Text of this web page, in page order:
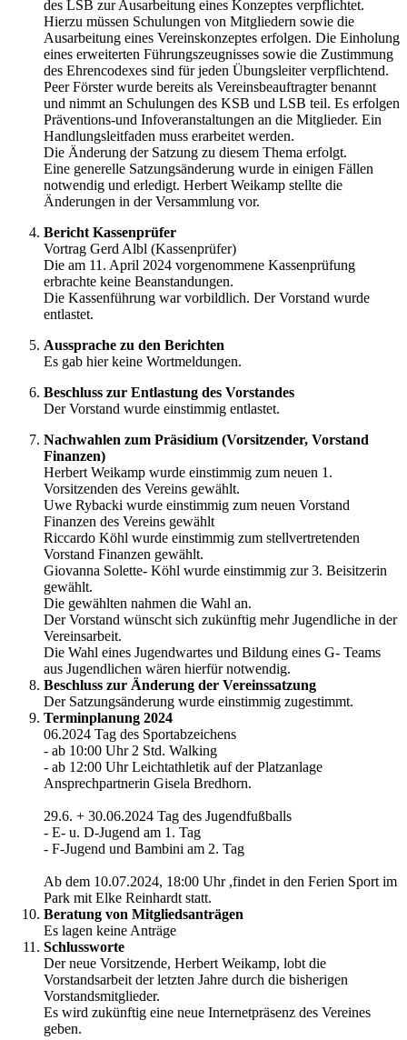
des LSB zur Ausarbeitung eines Konzeptes verpflichtet.
Hierzu müssen Schulungen von Mitgliedern sowie die
Ausarbeitung eines Vereinskonzeptes erfolgen. Die Einholung
eines erweiterten Führungszeugnisses sowie die Zustimmung
des Ehrencodexes sind für jeden Übungsleiter verpflichtend.
Peer Förster wurde bereits als Vereinsbeauftragter benannt
und nimmt an Schulungen des KSB und LSB teil. Es erfolgen
Präventions-und Infoveranstaltungen an die Mitglieder. Ein
Handlungsleitfaden muss erarbeitet werden.
Die Änderung der Satzung zu diesem Thema erfolgt.
Eine generelle Satzungsänderung wurde in einigen Fällen
notwendig und erledigt. Herbert Weikamp stellte die
Änderungen in der Versammlung vor.
Bericht Kassenprüfer
Vortrag Gerd Albl (Kassenprüfer)
Die am 11. April 2024 vorgenommene Kassenprüfung
erbrachte keine Beanstandungen.
Die Kassenführung war vorbildlich. Der Vorstand wurde
entlastet.
Aussprache zu den Berichten
Es gab hier keine Wortmeldungen.
Beschluss zur Entlastung des Vorstandes
Der Vorstand wurde einstimmig entlastet.
Nachwahlen zum Präsidium (Vorsitzender, Vorstand
Finanzen)
Herbert Weikamp wurde einstimmig zum neuen 1.
Vorsitzenden des Vereins gewählt.
Uwe Rybacki wurde einstimmig zum neuen Vorstand
Finanzen des Vereins gewählt
Riccardo Köhl wurde einstimmig zum stellvertretenden
Vorstand Finanzen gewählt.
Giovanna Solette- Köhl wurde einstimmig zur 3. Beisitzerin
gewählt.
Die gewählten nahmen die Wahl an.
Der Vorstand wünscht sich zukünftig mehr Jugendliche in der
Vereinsarbeit.
Die Wahl eines Jugendwartes und Bildung eines G- Teams
aus Jugendlichen wären hierfür notwendig.
Beschluss zur Änderung der Vereinssatzung
Der Satzungsänderung wurde einstimmig zugestimmt.
Terminplanung 2024
06.2024 Tag des Sportabzeichens
- ab 10:00 Uhr 2 Std. Walking
- ab 12:00 Uhr Leichtathletik auf der Platzanlage
Ansprechpartnerin Gisela Bredhorn.
29.6. + 30.06.2024 Tag des Jugendfußballs
- E- u. D-Jugend am 1. Tag
- F-Jugend und Bambini am 2. Tag
Ab dem 10.07.2024, 18:00 Uhr ,findet in den Ferien Sport im
Park mit Elke Reinhardt statt.
Beratung von Mitgliedsanträgen
Es lagen keine Anträge
Schlussworte
Der neue Vorsitzende, Herbert Weikamp, lobt die
Vorstandsarbeit der letzten Jahre durch die bisherigen
Vorstandsmitglieder.
Es wird zukünftig eine neue Internetpräsenz des Vereines
geben.